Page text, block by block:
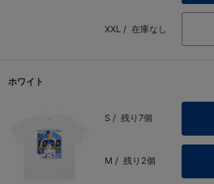
XXL / 在庫なし
ホワイト
S / 残り7個
M / 残り2個